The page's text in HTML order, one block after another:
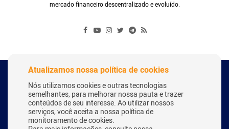
mercado financeiro descentralizado e evoluído.
Copyright Webitcoin 2018 - Todos os Direitos Reservados
Desenvolvido por: Herick Correa
Atualizamos nossa política de cookies
Nós utilizamos cookies e outras tecnologias
semelhantes, para melhorar nossa pauta e trazer
conteúdos de seu interesse. Ao utilizar nossos
serviços, você aceita a nossa política de
monitoramento de cookies.